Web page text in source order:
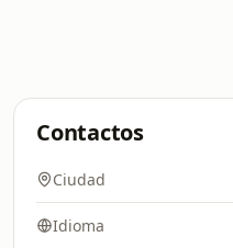
Contactos
Ciudad
Idioma